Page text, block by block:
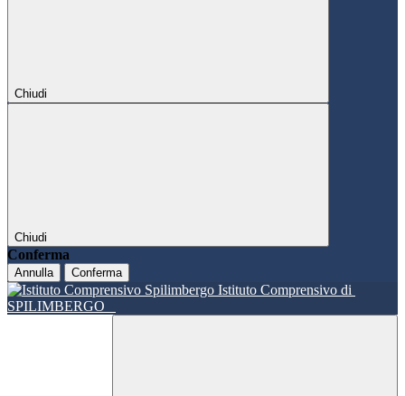
Chiudi
Chiudi
Conferma
Annulla Conferma
Istituto Comprensivo di
SPILIMBERGO